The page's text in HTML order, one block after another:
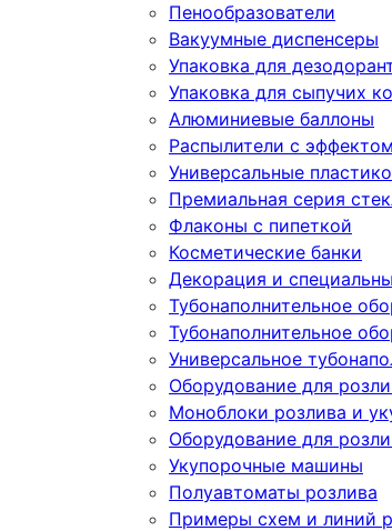
Пенообразователи
Вакуумные диспенсеры
Упаковка для
Упаковка для сыпучих
Алюминиевые баллоны
Распылители с
Универсальные
Премиальная серия
Флаконы с пипеткой
Косметические банки
Декорация и
Тубонаполнительное
Тубонаполнительное
Универсальное
Оборудование для
Моноблоки розлива и
Оборудование для
Укупорочные машины
Полуавтоматы розлива
Примеры схем и линий